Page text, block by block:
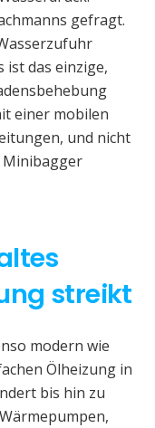
gefragt.
ist das einzige,
einer mobilen
und nicht
Minibagger
streikt
modern wie
Ölheizung in
bis hin zu